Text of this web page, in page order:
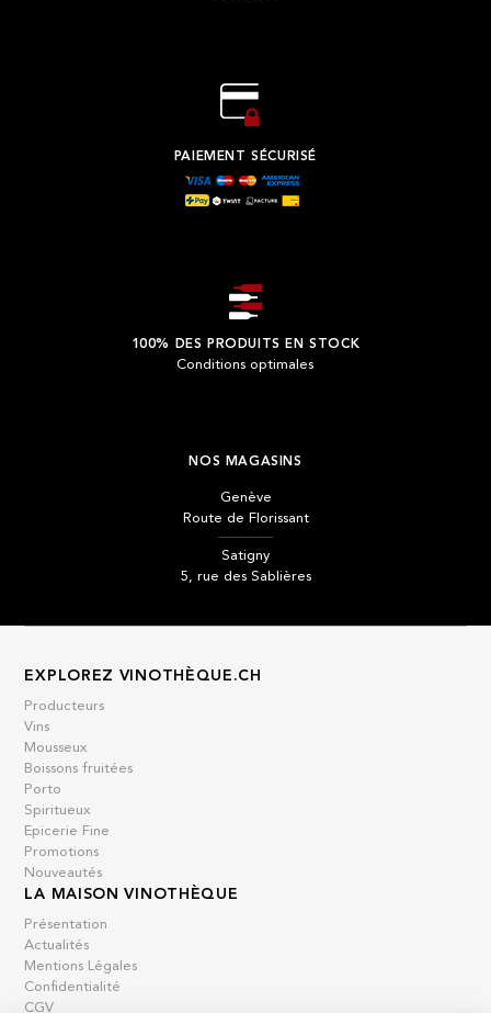
PAIEMENT SÉCURISÉ
100% DES PRODUITS EN STOCK
Conditions optimales
NOS MAGASINS
Genève
Route de Florissant
Satigny
5, rue des Sablières
EXPLOREZ VINOTHÈQUE.CH
Producteurs
Vins
Mousseux
Boissons fruitées
Porto
Spiritueux
Epicerie Fine
Promotions
Nouveautés
LA MAISON VINOTHÈQUE
Présentation
Actualités
Mentions Légales
Confidentialité
CGV